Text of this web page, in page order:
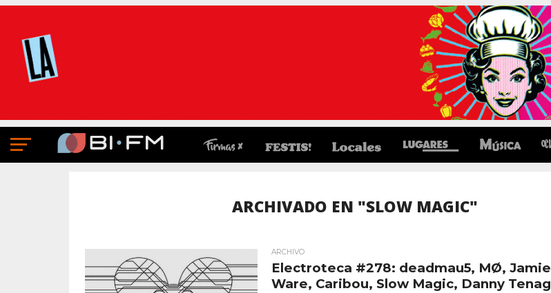
ARCHIVADO EN "SLOW MAGIC"
ARCHIVO
Electroteca #278: deadmau5, MØ,
Ware, Caribou, Slow Magic, Danny